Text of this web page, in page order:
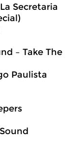
Secretaria
– Take The
Paulista